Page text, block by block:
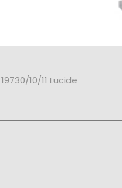
10/11 Lucide